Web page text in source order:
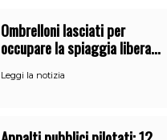
Ombrelloni lasciati per
occupare la spiaggia libera.
Costiera
Leggi la notizia